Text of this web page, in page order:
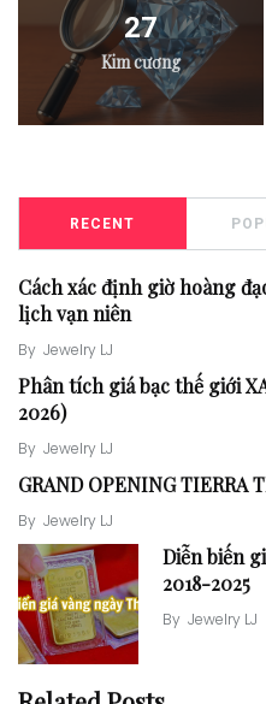
27
Kim cương
RECENT
Cách xác định giờ hoàng
lịch vạn niên
By Jewelry LJ
Phân tích giá bạc thế giới
2026)
By Jewelry LJ
GRAND OPENING TIERRA
By Jewelry LJ
Diễn biến
2018-2025
By Jewelry LJ
Cách xác định giờ hoàng